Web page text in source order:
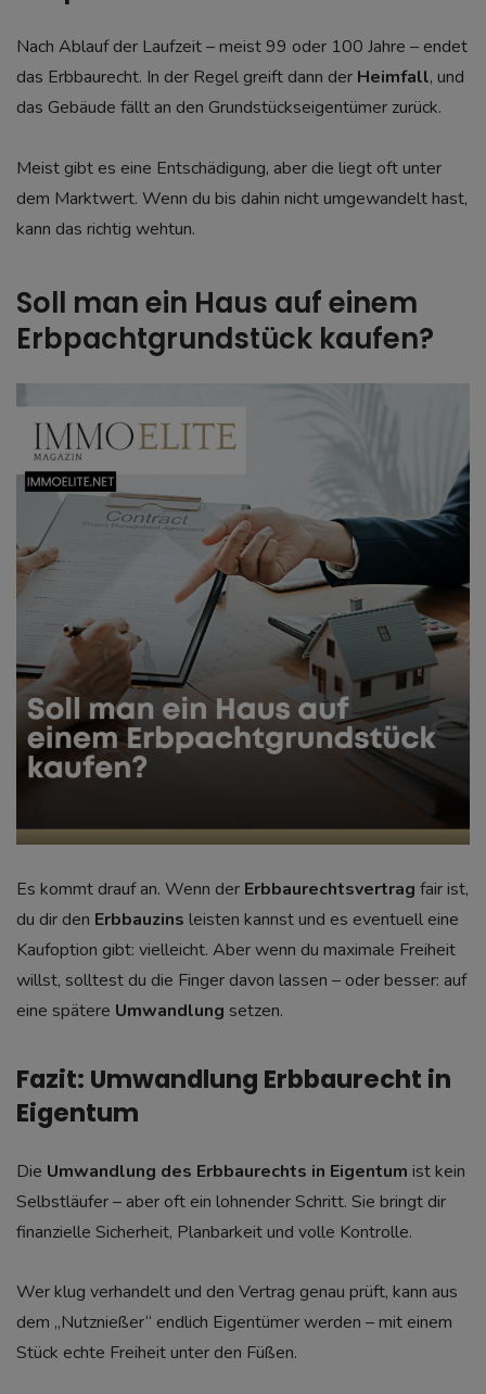
Nach Ablauf der Laufzeit – meist 99 oder 100 Jahre – endet
das Erbbaurecht. In der Regel greift dann der Heimfall, und
das Gebäude fällt an den Grundstückseigentümer zurück.
Meist gibt es eine Entschädigung, aber die liegt oft unter
dem Marktwert. Wenn du bis dahin nicht umgewandelt hast,
kann das richtig wehtun.
Soll man ein Haus auf einem
Erbpachtgrundstück kaufen?
Es kommt drauf an. Wenn der Erbbaurechtsvertrag fair ist,
du dir den Erbbauzins leisten kannst und es eventuell eine
Kaufoption gibt: vielleicht. Aber wenn du maximale Freiheit
willst, solltest du die Finger davon lassen – oder besser: auf
eine spätere Umwandlung setzen.
Fazit: Umwandlung Erbbaurecht in
Eigentum
Die Umwandlung des Erbbaurechts in Eigentum ist kein
Selbstläufer – aber oft ein lohnender Schritt. Sie bringt dir
finanzielle Sicherheit, Planbarkeit und volle Kontrolle.
Wer klug verhandelt und den Vertrag genau prüft, kann aus
dem „Nutznießer“ endlich Eigentümer werden – mit einem
Stück echte Freiheit unter den Füßen.